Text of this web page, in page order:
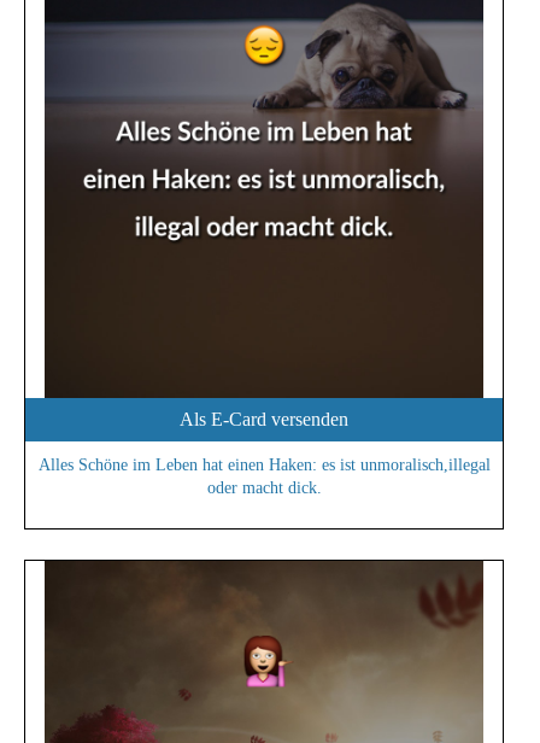
Als E-Card versenden
Alles Schöne im Leben hat einen Haken: es ist unmoralisch,illegal
oder macht dick.